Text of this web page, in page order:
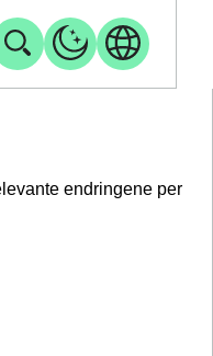
endringene per